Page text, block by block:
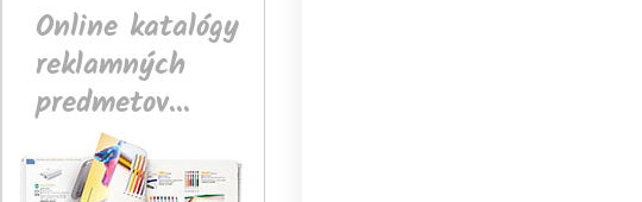
Online katalógy
reklamných
predmetov...